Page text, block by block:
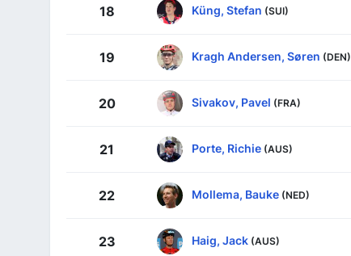
18 Küng, Stefan (SUI)
19 Kragh Andersen, Søren (DEN)
20 Sivakov, Pavel (FRA)
21 Porte, Richie (AUS)
22 Mollema, Bauke (NED)
23 Haig, Jack (AUS)